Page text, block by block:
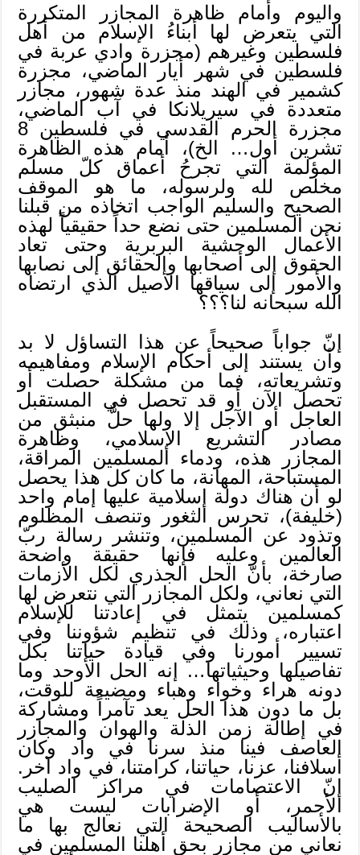
واليوم وأمام ظاهرة المجازر المتكررة
التي يتعرض لها أبناءُ الإسلام من أهل
فلسطين وغيرهم (مجزرة وادي عربة في
فلسطين في شهر أيار الماضي، مجزرة
كشمير في الهند منذ عدة شهور، مجازر
متعددة في سيريلانكا في آب الماضي،
مجزرة الحرم القدسي في فلسطين 8
تشرين أول… الخ)، أمام هذه الظاهرة
المؤلمة التي تجرحُ أعماق كلّ مسلم
مخلص لله ولرسوله، ما هو الموقف
الصحيح والسليم الواجب اتخاذه من قبلنا
نحن المسلمين حتى نضع حداً حقيقياً لهذه
الأعمال الوحشية البربرية وحتى تعاد
الحقوق إلى أصحابها والحقائق إلى نصابها
والأمور إلى سياقها الأصيل الذي ارتضاه
الله سبحانه لنا؟؟؟
إنّ جواباً صحيحاً عن هذا التساؤل لا بد
وأن يستند إلى أحكام الإسلام ومفاهيمه
وتشريعاته، فما من مشكلة حصلت أو
تحصل الآن أو قد تحصل في المستقبل
العاجل أو الآجل إلا ولها حلٌّ منبثق من
مصادر التشريع الإسلامي، وظاهرة
المجازر هذه، ودماء المسلمين المراقة،
المستباحة، المهانة، ما كان كل هذا يحصل
لو أن هناك دولة إسلامية عليها إمام واحد
(خليفة)، تحرس الثغور وتنصف المظلوم
وتذود عن المسلمين، وتنشر رسالة ربّ
العالمين وعليه فإنها حقيقة واضحة
صارخة، بأنّ الحل الجذري لكل الأزمات
التي نعاني، ولكل المجازر التي نتعرض لها
كمسلمين يتمثل في إعادتنا للإسلام
اعتباره، وذلك في تنظيم شؤوننا وفي
تسيير أمورنا وفي قيادة حياتنا بكل
تفاصيلها وحيثياتها… إنه الحل الأوحد وما
دونه هراء وخواء وهباء ومضيعة للوقت،
بل ما دون هذا الحل يعد تآمراً ومشاركة
في إطالة زمن الذلة والهوان والمجازر
العاصف فينا منذ سرنا في واد وكان
أسلافنا، عزنا، حياتنا، كرامتنا، في واد آخر.
إنّ الاعتصامات في مراكز الصليب
الأحمر، أو الإضرابات ليست هي
بالأساليب الصحيحة التي نعالج بها ما
نعاني من مجازر بحق أهلنا المسلمين في